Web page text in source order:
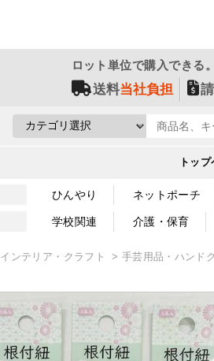
ロット単位で購入できる
送料当社負担
トッ
ひんやり ネットポーチ
学校関連 介護・保育
インテリア・クラフト 手芸用品・ハンド